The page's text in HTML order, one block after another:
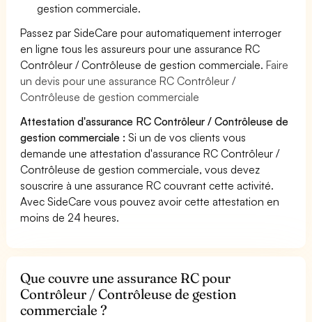
gestion commerciale.
Passez par SideCare pour automatiquement interroger
en ligne tous les assureurs pour une assurance RC
Contrôleur / Contrôleuse de gestion commerciale.Faire
un devis pour une assurance RC Contrôleur /
Contrôleuse de gestion commerciale
Attestation d'assurance RC Contrôleur / Contrôleuse de
gestion commerciale : Si un de vos clients vous
demande une attestation d'assurance RC Contrôleur /
Contrôleuse de gestion commerciale, vous devez
souscrire à une assurance RC couvrant cette activité.
Avec SideCare vous pouvez avoir cette attestation en
moins de 24 heures.
Que couvre une assurance RC pour
Contrôleur / Contrôleuse de gestion
commerciale ?